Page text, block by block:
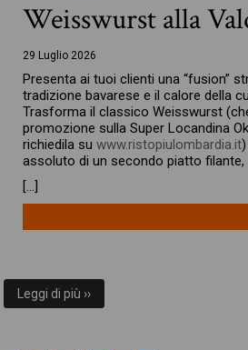
Weisswurst alla
29 Luglio 2026
Presenta ai tuoi clienti una “fusion”
tradizione bavarese e il calore della
Trasforma il classico Weisswurst
promozione sulla Super Locandina
richiedila suwww.ristopiulombardia.it
assoluto di un secondo piatto filante,
[…]
Leggi di più ››